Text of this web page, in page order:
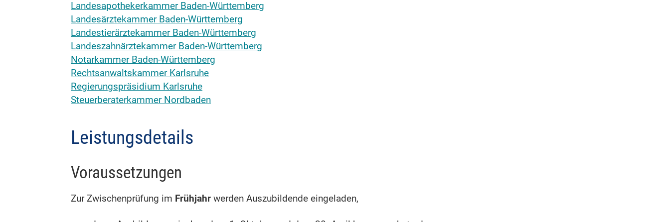
Landesapothekerkammer Baden-Württemberg
Landesärztekammer Baden-Württemberg
Landestierärztekammer Baden-Württemberg
Landeszahnärztekammer Baden-Württemberg
Notarkammer Baden-Württemberg
Rechtsanwaltskammer Karlsruhe
Regierungspräsidium Karlsruhe
Steuerberaterkammer Nordbaden
Leistungsdetails
Voraussetzungen
Zur Zwischenprüfung im Frühjahr werden Auszubildende eingeladen,